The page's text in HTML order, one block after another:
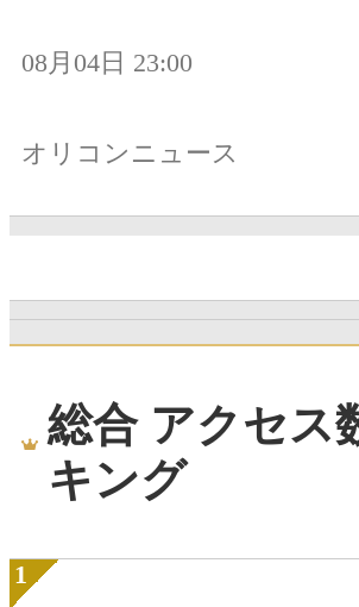
08月04日 23:00
オリコンニュース
総合 アクセス
キング